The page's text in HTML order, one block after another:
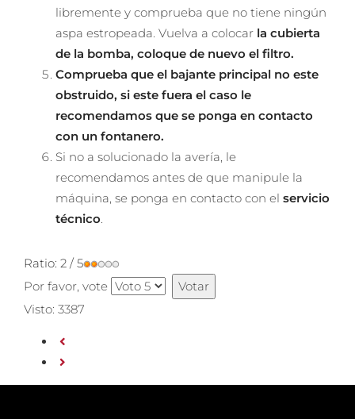
libremente y comprueba que no tiene ningún
aspa estropeada. Vuelva a colocar la cubierta
de la bomba, coloque de nuevo el filtro.
Comprueba que el bajante principal no este
obstruido, si este fuera el caso le
recomendamos que se ponga en contacto
con un fontanero.
Si no a solucionado la avería, le
recomendamos antes de que manipule la
máquina, se ponga en contacto con el servicio
técnico.
Ratio: 2 /5
Por favor, vote
Visto: 3387